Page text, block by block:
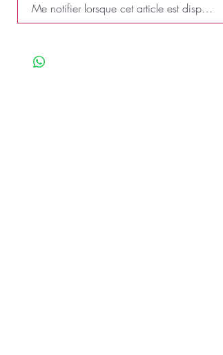
Me notifier lorsque cet article est disponible